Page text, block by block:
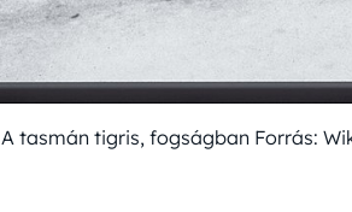
A tasmán tigris, fogságban Forrás: